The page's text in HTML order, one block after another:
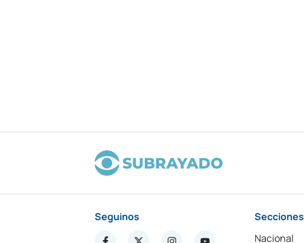
Seguinos
Secciones
Nacional